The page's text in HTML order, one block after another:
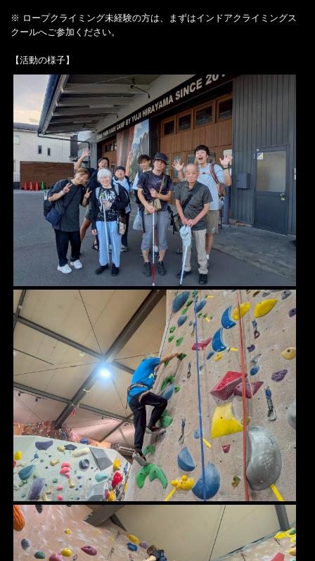
※ ロープクライミング未経験の方は、まずはインドアクライミングス
クールへご参加ください。
【活動の様子】